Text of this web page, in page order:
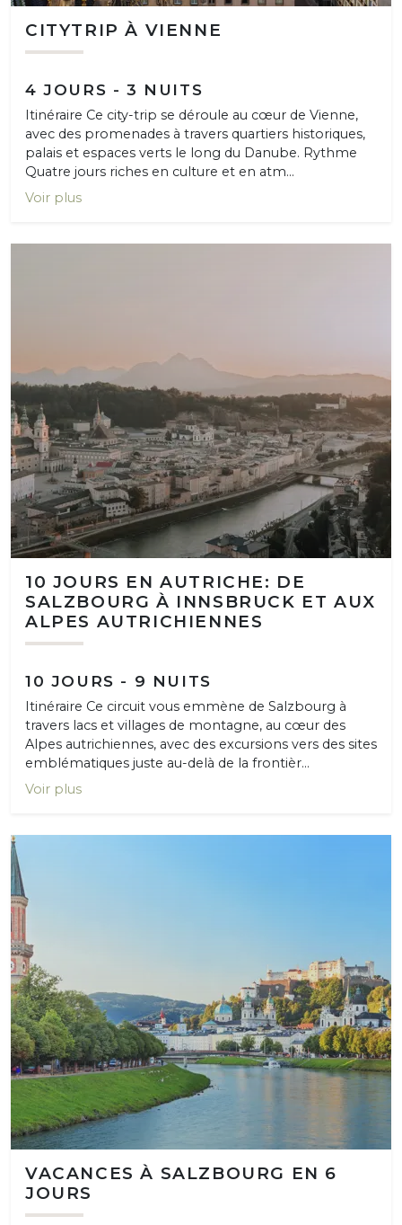
CITYTRIP À VIENNE
4 JOURS - 3 NUITS
Itinéraire Ce city-trip se déroule au cœur de Vienne,
avec des promenades à travers quartiers historiques,
palais et espaces verts le long du Danube. Rythme
Quatre jours riches en culture et en atm...
Voir plus
10 JOURS EN AUTRICHE: DE
SALZBOURG À INNSBRUCK ET AUX
ALPES AUTRICHIENNES
10 JOURS - 9 NUITS
Itinéraire Ce circuit vous emmène de Salzbourg à
travers lacs et villages de montagne, au cœur des
Alpes autrichiennes, avec des excursions vers des sites
emblématiques juste au-delà de la frontièr...
Voir plus
VACANCES À SALZBOURG EN 6
JOURS